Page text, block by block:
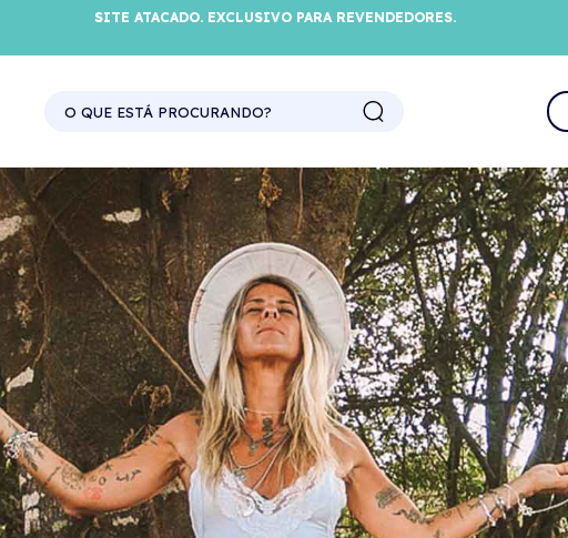
SITE ATACADO. EXCLUSIVO PARA REVENDEDORES.